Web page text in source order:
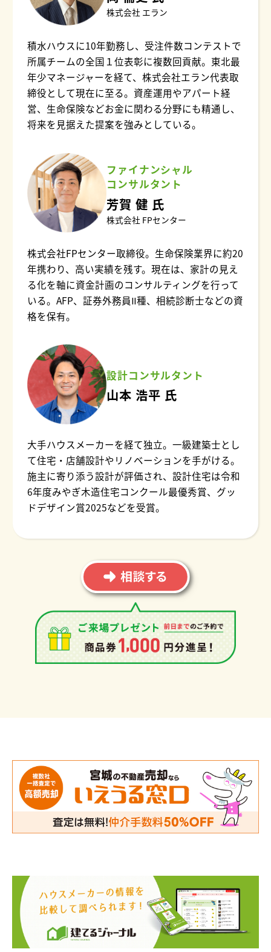
株式会社 エラン
積水ハウスに10年勤務し、受注件数コンテストで
所属チームの全国１位表彰に複数回貢献。東北最
年少マネージャーを経て、株式会社エラン代表取
締役として現在に至る。資産運用やアパート経
営、生命保険などお金に関わる分野にも精通し、
将来を見据えた提案を強みとしている。
ファイナンシャル
コンサルタント
芳賀 健 氏
株式会社 FPセンター
株式会社FPセンター取締役。生命保険業界に約20
年携わり、高い実績を残す。現在は、家計の見え
る化を軸に資金計画のコンサルティングを行って
いる。AFP、証券外務員Ⅱ種、相続診断士などの資
格を保有。
設計コンサルタント
山本 浩平 氏
大手ハウスメーカーを経て独立。一級建築士とし
て住宅・店舗設計やリノベーションを手がける。
施主に寄り添う設計が評価され、設計住宅は令和
6年度みやぎ木造住宅コンクール最優秀賞、グッ
ドデザイン賞2025などを受賞。